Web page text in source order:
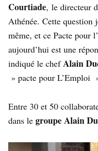
Courtiade, le directeur
Athénée. Cette question
même, et ce Pacte pour
aujourd’hui est une
indiqué le chefAlain
» pacte pour L’Emploi
Entre 30 et 50
dans le groupe Alain